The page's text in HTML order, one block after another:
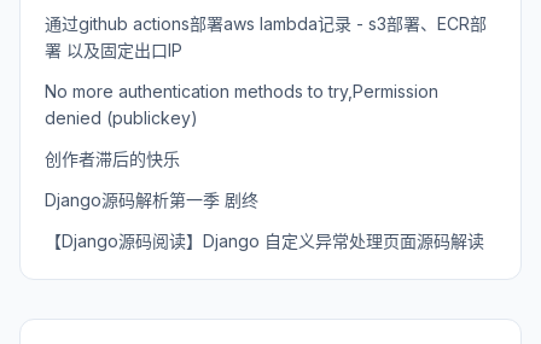
通过github actions部署aws lambda记录 - s3部署、ECR部
署 以及固定出口IP
No more authentication methods to try,Permission
denied (publickey)
创作者滞后的快乐
Django源码解析第一季 剧终
【Django源码阅读】Django 自定义异常处理页面源码解读